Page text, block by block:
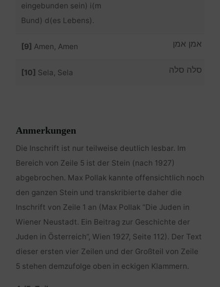
eingebunden sein) i(m
Bund) d(es Lebens).
[9] Amen, Amen אמן אמן
[10] Sela, Sela סלה סלה
Anmerkungen
Die Inschrift ist nur teilweise deutlich lesbar. Im
Bereich von Zeile 5 ist der Stein (nach 1927)
abgebrochen. Max Pollak kannte offensichtlich noch
den ganzen Stein und transkribierte daher die
Inschrift von Zeile 1 an (Max Pollak “Die Juden in
Wiener Neustadt. Ein Beitrag zur Geschichte der
Juden in Österreich”, Wien 1927, Seite 112). Der Text
dieser ersten vier Zeilen und der Großteil von Zeile
5 stehen demzufolge oben in eckigen Klammern.